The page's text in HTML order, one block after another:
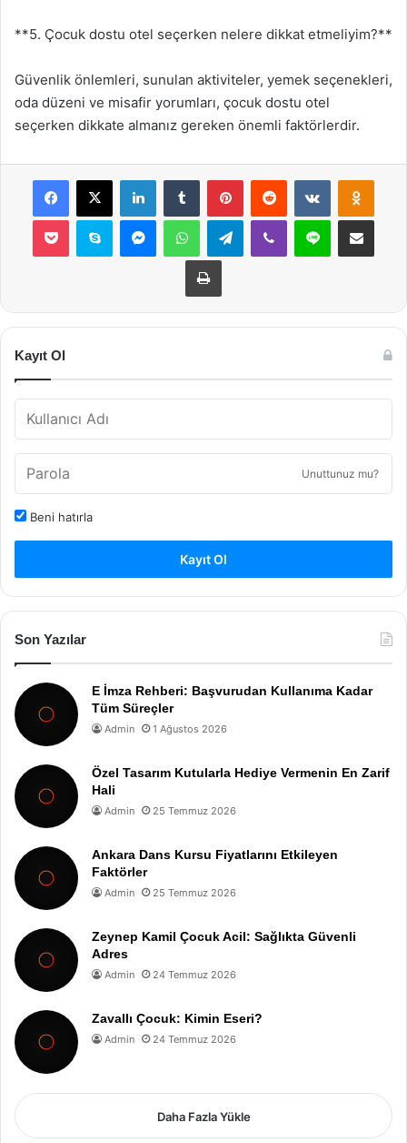
**5. Çocuk dostu otel seçerken nelere dikkat etmeliyim?**
Güvenlik önlemleri, sunulan aktiviteler, yemek seçenekleri,
oda düzeni ve misafir yorumları, çocuk dostu otel
seçerken dikkate almanız gereken önemli faktörlerdir.
Facebook
X LinkedInTumblr PinterestReddit VKontakte
Pocket Skype MessengerWhatsAppTelegramViber Line E-Posta ile
Yazdır
Kayıt Ol
Unuttunuz mu?
Beni hatırla
Kayıt Ol
Son Yazılar
E İmza Rehberi: Başvurudan Kullanıma Kadar
Tüm Süreçler
Admin 1 Ağustos 2026
Özel Tasarım Kutularla Hediye Vermenin En Zarif
Hali
Admin 25 Temmuz 2026
Ankara Dans Kursu Fiyatlarını Etkileyen
Faktörler
Admin 25 Temmuz 2026
Zeynep Kamil Çocuk Acil: Sağlıkta Güvenli
Adres
Admin 24 Temmuz 2026
Zavallı Çocuk: Kimin Eseri?
Admin 24 Temmuz 2026
Daha Fazla Yükle